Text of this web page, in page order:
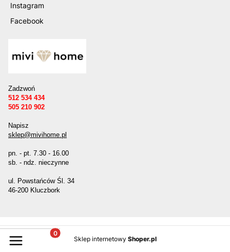
Instagram
Facebook
Zadzwoń
512 534 434
505 210 902
Napisz
sklep@mivihome.pl
pn. - pt. 7.30 - 16.00
sb. - ndz. nieczynne
ul. Powstańców Śl. 34
46-200 Kluczbork
Sklep internetowy Shoper.pl
Produkty w koszyku: 0. Zobacz szczegóły